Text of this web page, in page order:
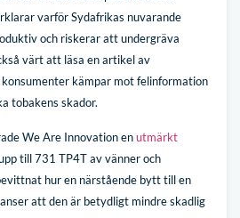
varför Sydafrikas nuvarande
och riskerar att undergräva
värt att läsa en artikel av
konsumenter kämpar mot felinformation
tobakens skador.
We Are Innovation enutmärkt
till 731 TP4T av vänner och
hur en närstående bytt till en
att den är betydligt mindre skadlig